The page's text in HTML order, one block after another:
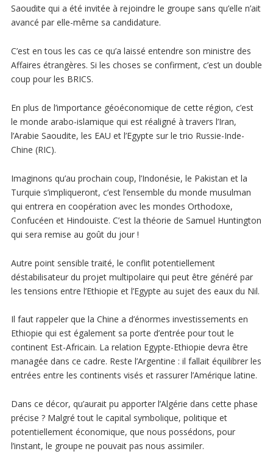
Saoudite qui a été invitée à rejoindre le groupe sans qu’elle n’ait
avancé par elle-même sa candidature.
C’est en tous les cas ce qu’a laissé entendre son ministre des
Affaires étrangères. Si les choses se confirment, c’est un double
coup pour les BRICS.
En plus de l’importance géoéconomique de cette région, c’est
le monde arabo-islamique qui est réaligné à travers l’Iran,
l’Arabie Saoudite, les EAU et l’Egypte sur le trio Russie-Inde-
Chine (RIC).
Imaginons qu’au prochain coup, l’Indonésie, le Pakistan et la
Turquie s’impliqueront, c’est l’ensemble du monde musulman
qui entrera en coopération avec les mondes Orthodoxe,
Confucéen et Hindouiste. C’est la théorie de Samuel Huntington
qui sera remise au goût du jour !
Autre point sensible traité, le conflit potentiellement
déstabilisateur du projet multipolaire qui peut être généré par
les tensions entre l’Ethiopie et l’Egypte au sujet des eaux du Nil.
Il faut rappeler que la Chine a d’énormes investissements en
Ethiopie qui est également sa porte d’entrée pour tout le
continent Est-Africain. La relation Egypte-Ethiopie devra être
managée dans ce cadre. Reste l’Argentine : il fallait équilibrer les
entrées entre les continents visés et rassurer l’Amérique latine.
Dans ce décor, qu’aurait pu apporter l’Algérie dans cette phase
précise ? Malgré tout le capital symbolique, politique et
potentiellement économique, que nous possédons, pour
l’instant, le groupe ne pouvait pas nous assimiler.